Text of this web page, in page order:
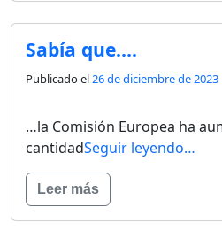
Sabía que….
Publicado el26 de diciembre de 2023
…la Comisión Europea ha
cantidadSeguir leyendo…
Leer más